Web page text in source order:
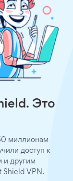
Это
миллионам
доступ к
и другим
Shield VPN.